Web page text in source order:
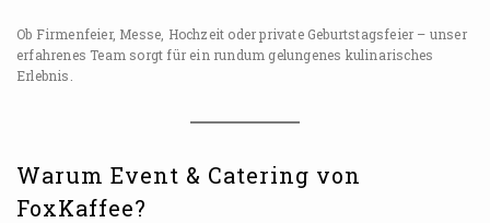
Ob Firmenfeier, Messe, Hochzeit oder private Geburtstagsfeier – unser
erfahrenes Team sorgt für ein rundum gelungenes kulinarisches
Erlebnis.
Warum Event & Catering von
FoxKaffee?